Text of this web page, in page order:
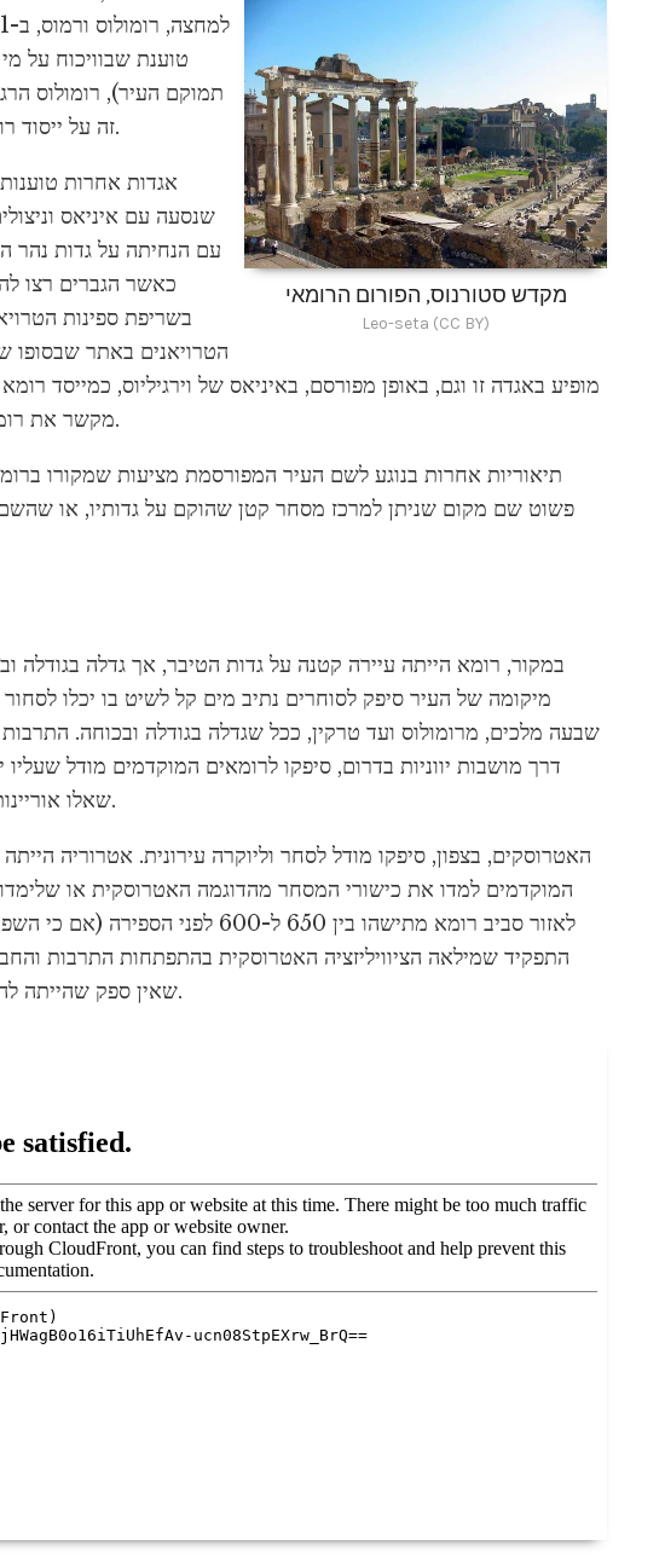
מקדש סטורנוס, הפורום הרומאי
Leo-seta (CC BY)
טוענת שבוויכוח על
תמוקם העיר), רומולוס
זה על ייסוד רומא הוא הידוע ביותר, אך אינו היחיד.
אגדות אחרות
שנסעה עם איניאס
עם הנחיתה על גדות נהר
כאשר הגברים רצו
בשריפת ספינות
הטרויאנים באתר שבסופו
מופיע באגדה זו וגם, באופן מפורסם, באיניאס של וירגיליוס, כמייסד
מקשר את רומא לגדולה ולעוצמה שהיו פעם טרויה.
תיאוריות אחרות בנוגע לשם העיר המפורסמת מציעות שמקורו
פשוט שם מקום שניתן למרכז מסחר קטן שהוקם על גדותיו, או שהשם
במקור, רומא הייתה עיירה קטנה על גדות הטיבר, אך גדלה
מיקומה של העיר סיפק לסוחרים נתיב מים קל לשיט בו יכלו
שבעה מלכים, מרומולוס ועד טרקין, ככל שגדלה בגודלה ובכוחה. התרבות
דרך מושבות יווניות בדרום, סיפקו לרומאים המוקדמים מודל
שאלו אוריינות ודת כמו גם את יסודות האדריכלות.
האטרוסקים, בצפון, סיפקו מודל לסחר וליוקרה עירונית. אטרוריה
המוקדמים למדו את כישורי המסחר מהדוגמה האטרוסקית או
לאזור סביב רומא מתישהו בין 650 ל-
התפקיד שמילאה הציוויליזציה האטרוסקית בהתפתחות התרבות
שאין ספק שהייתה להם השפעה משמעותית בשלב מוקדם.